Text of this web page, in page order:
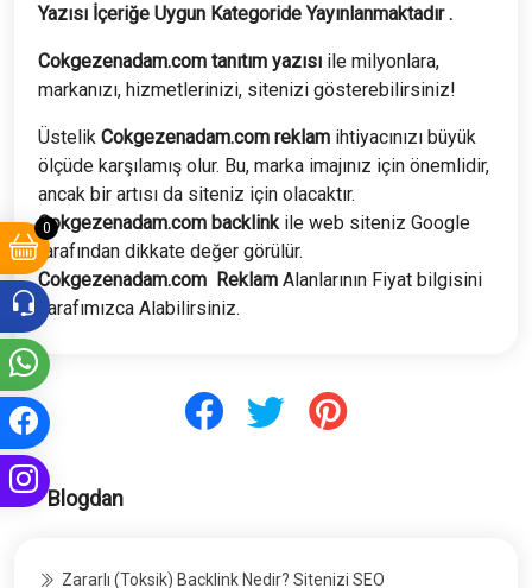
0
Yazısı İçeriğe Uygun Kategoride Yayınlanmaktadır .
Cokgezenadam.com tanıtım yazısı ile milyonlara,
markanızı, hizmetlerinizi, sitenizi gösterebilirsiniz!
Üstelik Cokgezenadam.com reklam ihtiyacınızı büyük
ölçüde karşılamış olur. Bu, marka imajınız için önemlidir,
ancak bir artısı da siteniz için olacaktır.
Cokgezenadam.com backlinkile web siteniz Google
tarafından dikkate değer görülür.
Cokgezenadam.com Reklam Alanlarının Fiyat bilgisini
Tarafımızca Alabilirsiniz.
Blogdan
Zararlı (Toksik) Backlink Nedir? Sitenizi SEO